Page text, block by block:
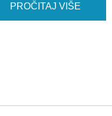
PROČITAJ VIŠE